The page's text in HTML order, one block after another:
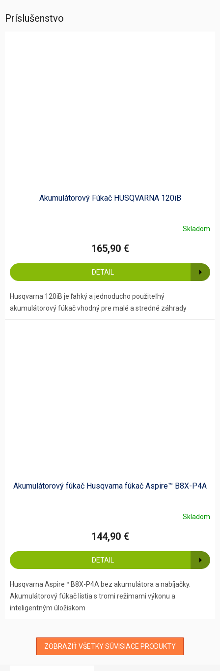
Príslušenstvo
Akumulátorový Fúkač HUSQVARNA 120iB
Skladom
165,90 €
DETAIL
Husqvarna 120iB je ľahký a jednoducho použiteľný
akumulátorový fúkač vhodný pre malé a stredné záhrady
Akumulátorový fúkač Husqvarna fúkač Aspire™ B8X-P4A
Skladom
144,90 €
DETAIL
Husqvarna Aspire™ B8X-P4A bez akumulátora a nabíjačky.
Akumulátorový fúkač lístia s tromi režimami výkonu a
inteligentným úložiskom
ZOBRAZIŤ VŠETKY SÚVISIACE PRODUKTY